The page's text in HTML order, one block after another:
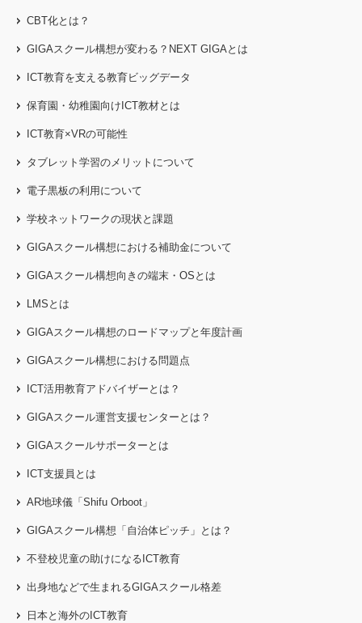
CBT化とは？
GIGAスクール構想が変わる？NEXT GIGAとは
ICT教育を支える教育ビッグデータ
保育園・幼稚園向けICT教材とは
ICT教育×VRの可能性
タブレット学習のメリットについて
電子黒板の利用について
学校ネットワークの現状と課題
GIGAスクール構想における補助金について
GIGAスクール構想向きの端末・OSとは
LMSとは
GIGAスクール構想のロードマップと年度計画
GIGAスクール構想における問題点
ICT活用教育アドバイザーとは？
GIGAスクール運営支援センターとは？
GIGAスクールサポーターとは
ICT支援員とは
AR地球儀「Shifu Orboot」
GIGAスクール構想「自治体ピッチ」とは？
不登校児童の助けになるICT教育
出身地などで生まれるGIGAスクール格差
日本と海外のICT教育